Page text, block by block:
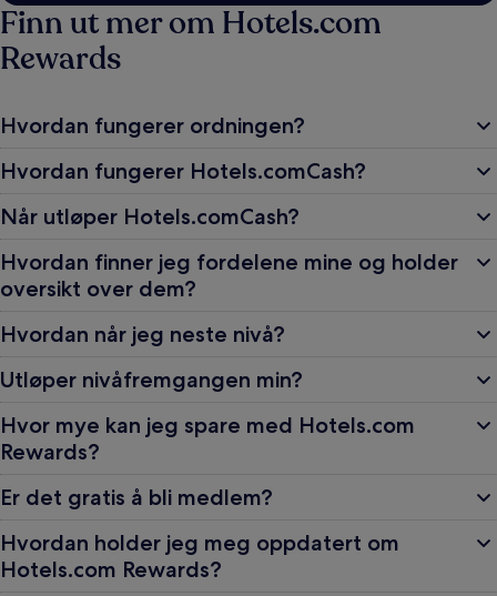
Finn ut mer om Hotels.com
Rewards
Hvordan fungerer ordningen?
Hvordan fungerer Hotels.comCash?
Når utløper Hotels.comCash?
Hvordan finner jeg fordelene mine og holder
oversikt over dem?
Hvordan når jeg neste nivå?
Utløper nivåfremgangen min?
Hvor mye kan jeg spare med Hotels.com
Rewards?
Er det gratis å bli medlem?
Hvordan holder jeg meg oppdatert om
Hotels.com Rewards?